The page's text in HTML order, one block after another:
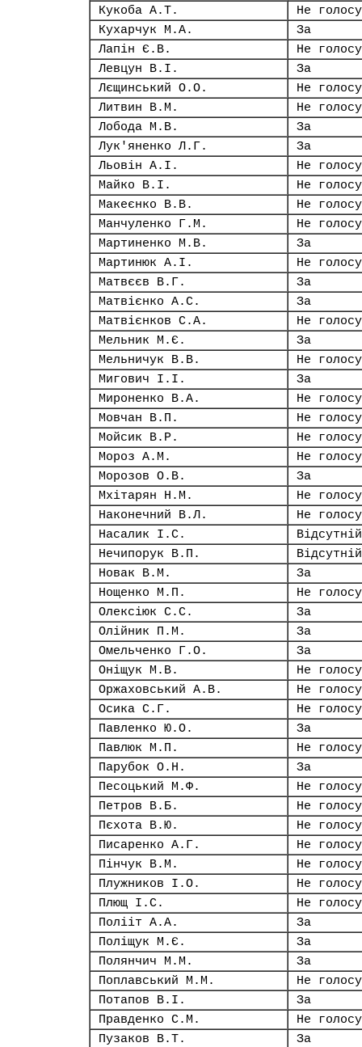
Кукоба А.Т.
Не
Кухарчук М.А.
За
Лапін Є.В.
Не
Левцун В.І.
За
Лєщинський О.О.
Не
Литвин В.М.
Не
Лобода М.В.
За
Лук'яненко Л.Г.
За
Льовін А.І.
Не
Майко В.І.
Не
Макеєнко В.В.
Не
Манчуленко Г.М.
Не
Мартиненко М.В.
За
Мартинюк А.І.
Не
Матвєєв В.Г.
За
Матвієнко А.С.
За
Матвієнков С.А.
Не
Мельник М.Є.
За
Мельничук В.В.
Не
Мигович І.І.
За
Мироненко В.А.
Не
Мовчан В.П.
Не
Мойсик В.Р.
Не
Мороз А.М.
Не
Морозов О.В.
За
Мхітарян Н.М.
Не
Наконечний В.Л.
Не
Насалик І.С.
Відсутній
Нечипорук В.П.
Відсутній
Новак В.М.
За
Нощенко М.П.
Не
Олексіюк С.С.
За
Олійник П.М.
За
Омельченко Г.О.
За
Оніщук М.В.
Не
Оржаховський А.В.
Не
Осика С.Г.
Не
Павленко Ю.О.
За
Павлюк М.П.
Не
Парубок О.Н.
За
Песоцький М.Ф.
Не
Петров В.Б.
Не
Пєхота В.Ю.
Не
Писаренко А.Г.
Не
Пінчук В.М.
Не
Плужников І.О.
Не
Плющ І.С.
Не
Полііт А.А.
За
Поліщук М.Є.
За
Полянчич М.М.
За
Поплавський М.М.
Не
Потапов В.І.
За
Правденко С.М.
Не
Пузаков В.Т.
За